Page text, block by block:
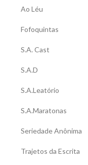
Ao Léu
Fofoquintas
S.A. Cast
S.A.D
S.A.Leatório
S.A.Maratonas
Seriedade Anônima
Trajetos da Escrita